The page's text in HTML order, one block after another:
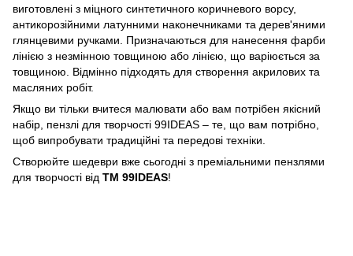
виготовлені з міцного синтетичного коричневого ворсу,
антикорозійними латунними наконечниками та дерев'яними
глянцевими ручками. Призначаються для нанесення фарби
лінією з незмінною товщиною або лінією, що варіюється за
товщиною. Відмінно підходять для створення акрилових та
масляних робіт.
Якщо ви тільки вчитеся малювати або вам потрібен якісний
набір, пензлі для творчості 99IDEAS – те, що вам потрібно,
щоб випробувати традиційні та передові техніки.
Створюйте шедеври вже сьогодні з преміальними пензлями
для творчості від ТМ 99IDEAS!